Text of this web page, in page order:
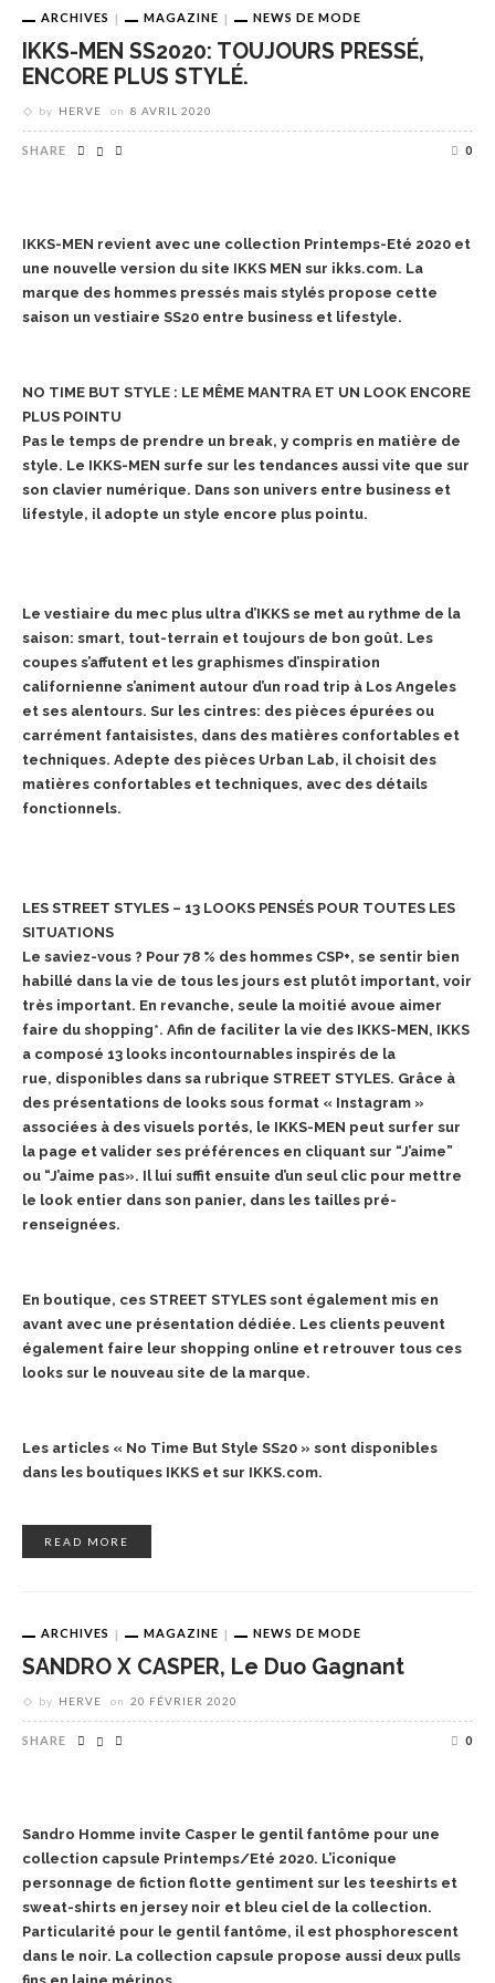
ARCHIVES MAGAZINE NEWS DE MODE
IKKS-MEN SS2020: TOUJOURS PRESSÉ,
ENCORE PLUS STYLÉ.
by HERVE on 8 AVRIL 2020
SHARE 0
IKKS-MEN revient avec une collection Printemps-Eté 2020 et
une nouvelle version du site IKKS MEN sur ikks.com. La
marque des hommes pressés mais stylés propose cette
saison un vestiaire SS20 entre business et lifestyle.
NO TIME BUT STYLE : LE MÊME MANTRA ET UN LOOK ENCORE
PLUS POINTU
Pas le temps de prendre un break, y compris en matière de
style. Le IKKS-MEN surfe sur les tendances aussi vite que sur
son clavier numérique. Dans son univers entre business et
lifestyle, il adopte un style encore plus pointu.
Le vestiaire du mec plus ultra d’IKKS se met au rythme de la
saison: smart, tout-terrain et toujours de bon goût. Les
coupes s’affutent et les graphismes d’inspiration
californienne s’animent autour d’un road trip à Los Angeles
et ses alentours. Sur les cintres: des pièces épurées ou
carrément fantaisistes, dans des matières confortables et
techniques. Adepte des pièces Urban Lab, il choisit des
matières confortables et techniques, avec des détails
fonctionnels.
LES STREET STYLES – 13 LOOKS PENSÉS POUR TOUTES LES
SITUATIONS
Le saviez-vous ? Pour 78 % des hommes CSP+, se sentir bien
habillé dans la vie de tous les jours est plutôt important, voir
très important. En revanche, seule la moitié avoue aimer
faire du shopping*. Afin de faciliter la vie des IKKS-MEN, IKKS
a composé 13 looks incontournables inspirés de la
rue, disponibles dans sa rubrique STREET STYLES. Grâce à
des présentations de looks sous format « Instagram »
associées à des visuels portés, le IKKS-MEN peut surfer sur
la page et valider ses préférences en cliquant sur “J’aime”
ou “J’aime pas». Il lui suffit ensuite d’un seul clic pour mettre
le look entier dans son panier, dans les tailles pré-
renseignées.
En boutique, ces STREET STYLES sont également mis en
avant avec une présentation dédiée. Les clients peuvent
également faire leur shopping online et retrouver tous ces
looks sur le nouveau site de la marque.
Les articles « No Time But Style SS20 » sont disponibles
dans les boutiques IKKS et sur IKKS.com.
READ MORE
ARCHIVES MAGAZINE NEWS DE MODE
SANDRO X CASPER, Le Duo Gagnant
by HERVE on 20 FÉVRIER 2020
SHARE 0
Sandro Homme invite Casper le gentil fantôme pour une
collection capsule Printemps/Eté 2020. L’iconique
personnage de fiction flotte gentiment sur les teeshirts et
sweat-shirts en jersey noir et bleu ciel de la collection.
Particularité pour le gentil fantôme, il est phosphorescent
dans le noir. La collection capsule propose aussi deux pulls